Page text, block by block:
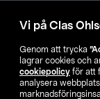
Vi på Clas
Genom att trycka
lagrar cookies och
cookiepolicy för att
analysera
Aktuellt
Våra bolag